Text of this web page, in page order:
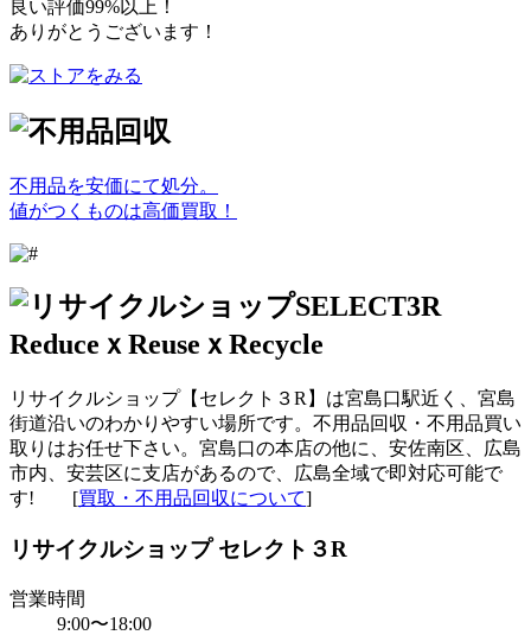
良い評価99%以上！
ありがとうございます！
不用品を安価にて処分。
値がつくものは高価買取！
リサイクルショップ【セレクト３R】は宮島口駅近く、宮島
街道沿いのわかりやすい場所です。不用品回収・不用品買い
取りはお任せ下さい。宮島口の本店の他に、安佐南区、広島
市内、安芸区に支店があるので、広島全域で即対応可能で
す! [買取・不用品回収について]
リサイクルショップ セレクト３R
営業時間
9:00〜18:00